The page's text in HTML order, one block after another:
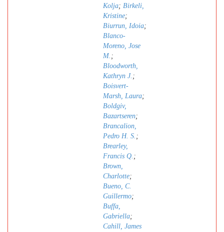
Kolja; Birkeli,
Kristine;
Biurrun, Idoia;
Blanco-
Moreno, Jose
M. ;
Bloodworth,
Kathryn J. ;
Boisvert-
Marsh, Laura;
Boldgiv,
Bazartseren;
Brancalion,
Pedro H. S. ;
Brearley,
Francis Q. ;
Brown,
Charlotte;
Bueno, C.
Guillermo;
Buffa,
Gabriella;
Cahill, James